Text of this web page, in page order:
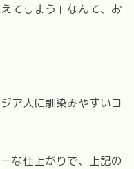
てしまう」なんて、お
ア人に馴染みやすいコ
な仕上がりで、上記の